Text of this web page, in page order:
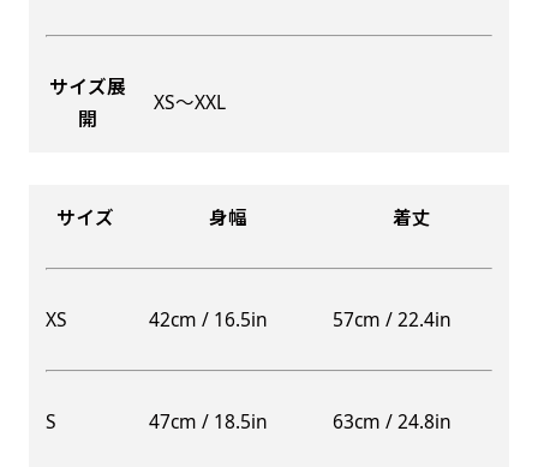
サイズ展
開
XS〜XXL
サイズ 身幅 着丈
XS 42cm / 16.5in 57cm / 22.4in
S 47cm / 18.5in 63cm / 24.8in
種のデザインを楽しむことができます。前からも
A面B面のデザイン変化を楽しんでお客様にアピ
長辺が180cm以内、短辺が60cm以内であれば自
幕の製作をお楽しみください